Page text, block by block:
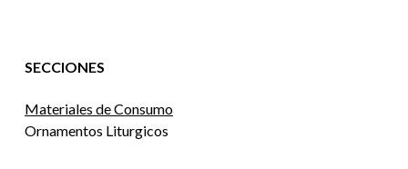
SECCIONES
Materiales de Consumo
Ornamentos Liturgicos